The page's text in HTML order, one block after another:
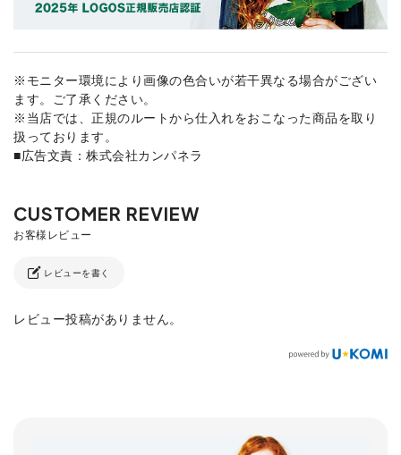
※モニター環境により画像の色合いが若干異なる場合がござい
ます。ご了承ください。
※当店では、正規のルートから仕入れをおこなった商品を取り
扱っております。
■広告文責：株式会社カンパネラ
レビューを書く
レビュー投稿がありません。